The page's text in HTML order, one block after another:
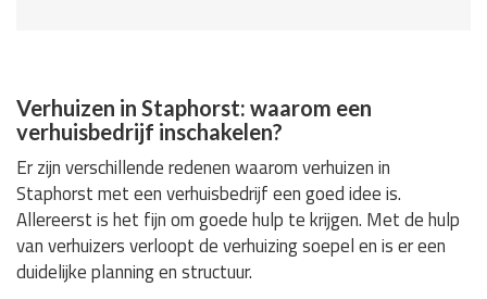
Verhuizen in Staphorst: waarom een
verhuisbedrijf inschakelen?
Er zijn verschillende redenen waarom verhuizen in
Staphorst met een verhuisbedrijf een goed idee is.
Allereerst is het fijn om goede hulp te krijgen. Met de hulp
van verhuizers verloopt de verhuizing soepel en is er een
duidelijke planning en structuur.